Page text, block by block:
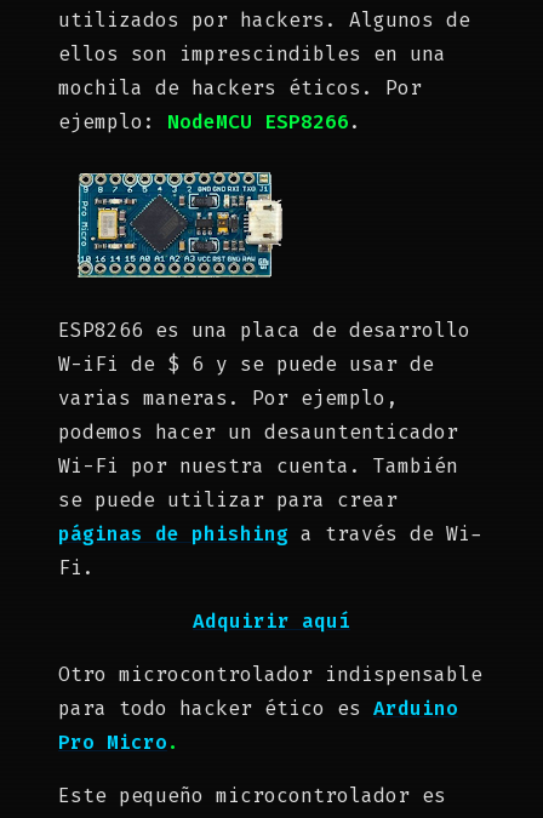
utilizados por hackers. Algunos de
ellos son imprescindibles en una
mochila de hackers éticos. Por
ejemplo: NodeMCU ESP8266.
ESP8266 es una placa de desarrollo
W-iFi de $ 6 y se puede usar de
varias maneras. Por ejemplo,
podemos hacer un desauntenticador
Wi-Fi por nuestra cuenta. También
se puede utilizar para crear
páginas de phishing a través de Wi-
Fi.
Adquirir aquí
Otro microcontrolador indispensable
para todo hacker ético es Arduino
Pro Micro.
Este pequeño microcontrolador es